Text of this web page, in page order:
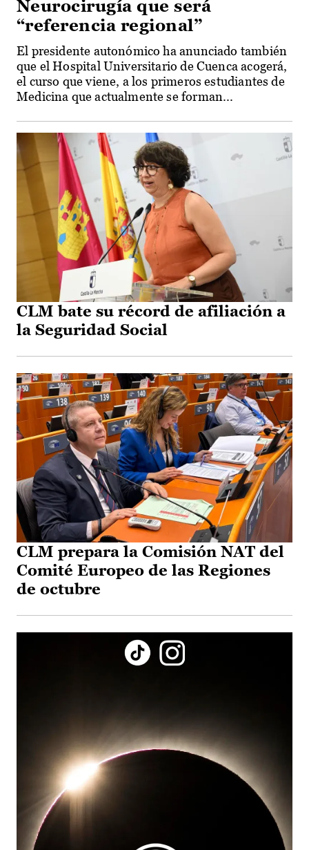
Neurocirugía que será
“referencia regional”
El presidente autonómico ha anunciado también
que el Hospital Universitario de Cuenca acogerá,
el curso que viene, a los primeros estudiantes de
Medicina que actualmente se forman...
CLM bate su récord de afiliación a
la Seguridad Social
CLM prepara la Comisión NAT del
Comité Europeo de las Regiones
de octubre